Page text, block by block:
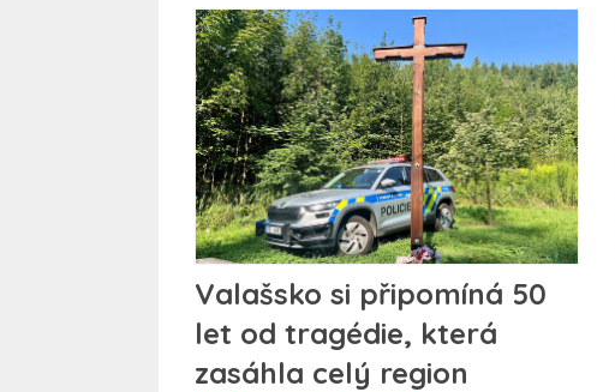
Valašsko si připomíná 50
let od tragédie, která
zasáhla celý region